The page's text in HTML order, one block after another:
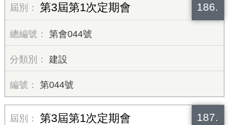
186.
第3屆第1次定期會
第會044號
建設
第044號
187.
第3屆第1次定期會